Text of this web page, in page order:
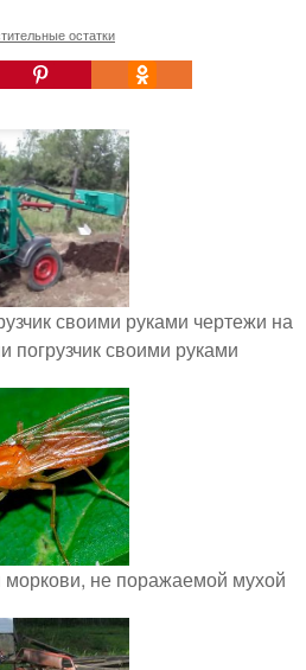
остатки
своими руками чертежи на
погрузчик своими руками
не поражаемой мухой